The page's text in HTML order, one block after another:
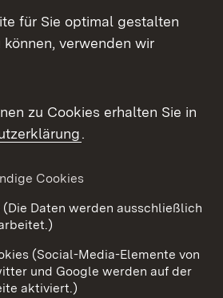
Kontakt
Datenschutz
für Sie optimal gestalten
verwenden wir
zu Cookies erhalten Sie in
.
Cookies
Daten werden ausschließlich
(Social-Media-Elemente von
und Google werden auf der
aktiviert.)